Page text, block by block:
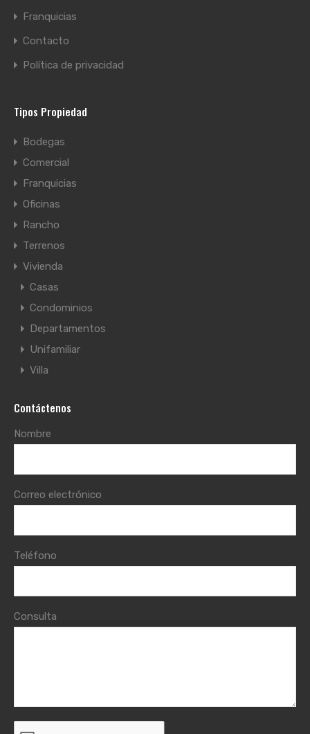
Franquicias
Contacto
Política de privacidad
Tipos Propiedad
Bodegas
Comercial
Franquicias
Oficinas
Rancho
Terrenos
Vivienda
Casas
Condominios
Departamentos
Unifamiliar
Villa
Contáctenos
Nombre
Correo electrónico
Teléfono
Consulta